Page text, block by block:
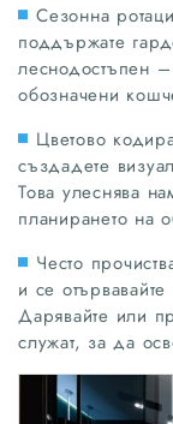
Сезонна
поддържате
леснодостъпен
обозначени
Цветово
създадете
Това улеснява
планирането на
Често
и се
Дарявайте или
служат, за да